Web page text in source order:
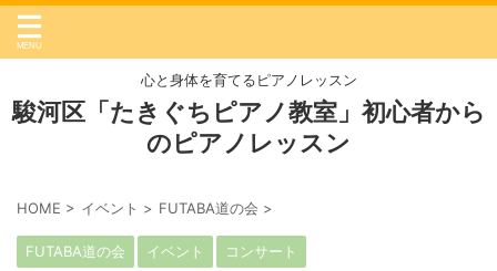
心と身体を育てるピアノレッスン
駿河区「たきぐちピアノ教室」初心者から
のピアノレッスン
HOME > イベント > FUTABA道の会 >
FUTABA道の会 イベント コンサート